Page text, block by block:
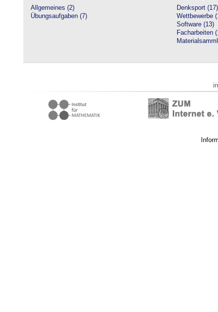
Allgemeines (2)
Übungsaufgaben (7)
Denksport (17)
Wettbewerbe
Software (13)
Facharbeiten